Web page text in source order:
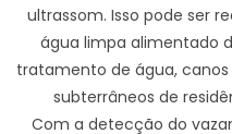
ultrassom. Isso pode ser
água limpa alimentado
tratamento de água,
subterrâneos de
Com a detecção do